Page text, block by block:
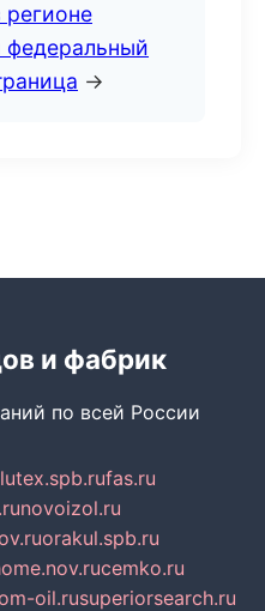
→
и фабрик
по всей России
fas.ru
novoizol.ru
orakul.spb.ru
cemko.ru
oil.rusuperiorsearch.ru